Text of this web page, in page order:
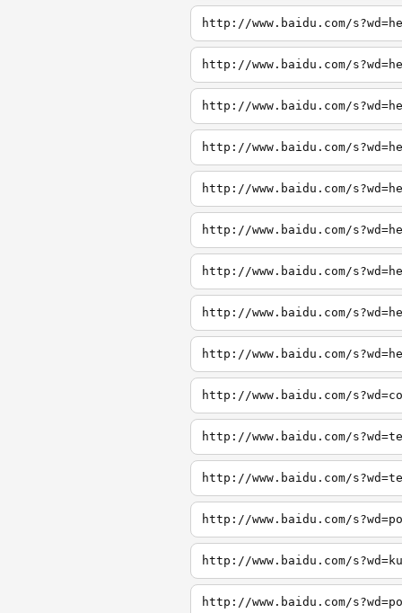
http://www.baidu.com/
http://www.baidu.com/
http://www.baidu.com/
http://www.baidu.com/
http://www.baidu.com/
http://www.baidu.com/
http://www.baidu.com/
http://www.baidu.com/
http://www.baidu.com/
http://www.baidu.com/
http://www.baidu.com/
http://www.baidu.com/
http://www.baidu.com/
http://www.baidu.com/
http://www.baidu.com/